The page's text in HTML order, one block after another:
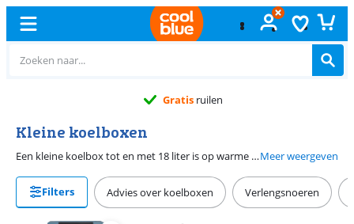
Gratis ruilen
Kleine koelboxen
Een kleine koelbox tot en met 18 liter is op warme zomerdagen onmisbaar. Je draagt de koelbox met je mee naar een picknick in het park, het strand of naar een barbecue met je vrienden. Zo ben je altijd voorzien van gekoeld eten en drinken tijdens je dagje uit.Meer weergeven
Filters Advies over koelboxen Verlengsnoeren